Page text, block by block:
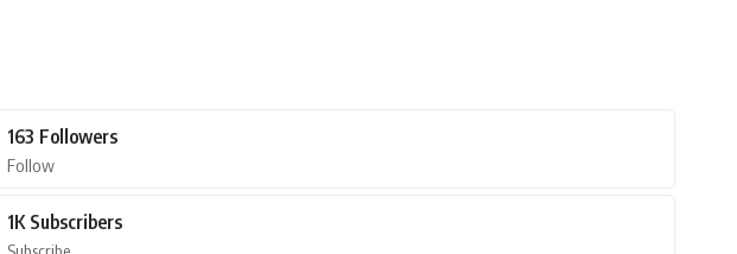
163 Followers
Follow
1K Subscribers